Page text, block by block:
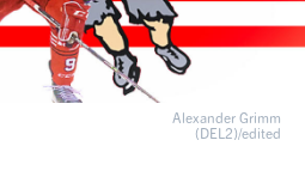
Alexander Grimm
(DEL2)/edited